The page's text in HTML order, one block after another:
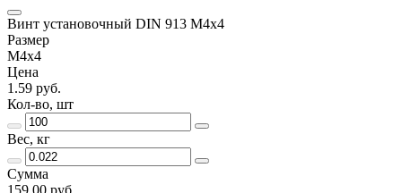
Винт установочный DIN 913 М4х4
Размер
М4х4
Цена
1.59 руб.
Кол-во, шт
Вес, кг
Сумма
159.00 руб.